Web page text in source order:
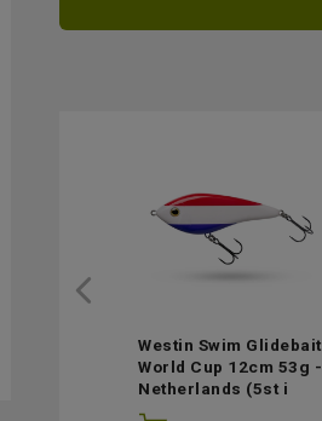
Westin Swim Glidebait
World Cup 12cm 53g -
Netherlands (5st i
lager)